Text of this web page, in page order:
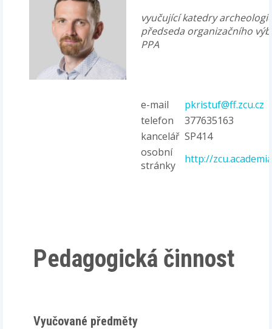
vyučující katedry
předseda organizačního
PPA
e-mail
pkristuf@ff.zcu.cz
telefon
377635163
kancelář SP414
osobní
stránky
http://
Pedagogická činnost
Vyučované předměty